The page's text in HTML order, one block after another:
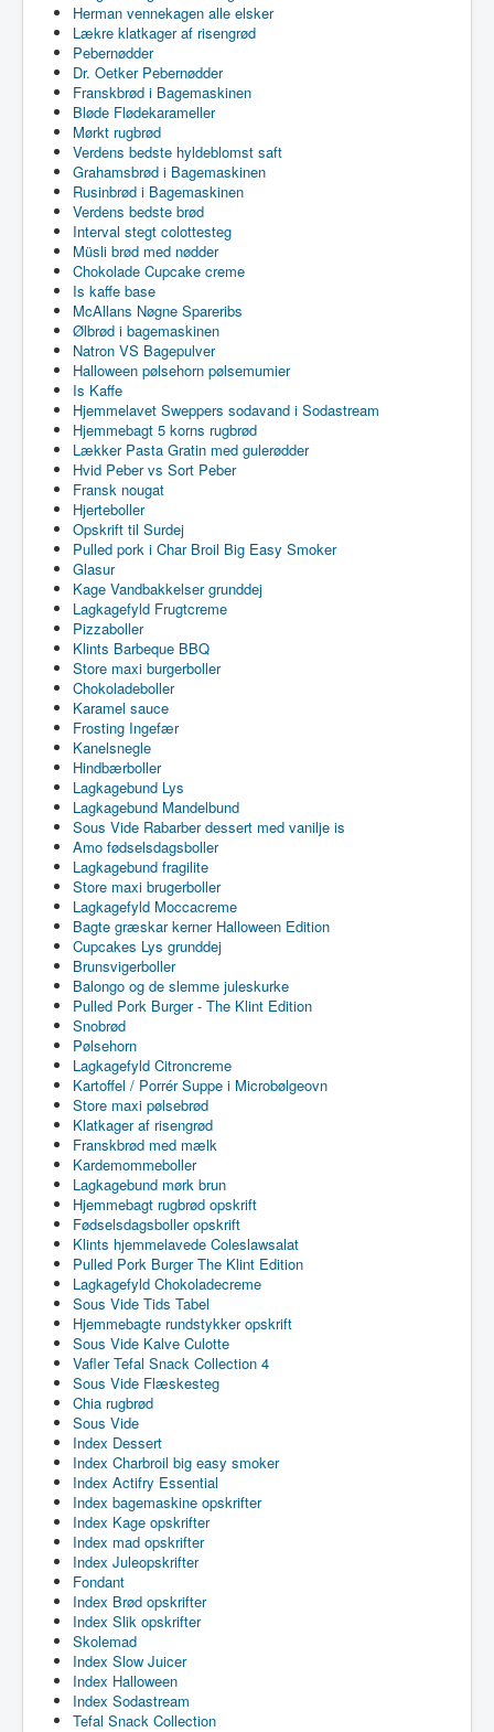
Herman vennekagen alle elsker
Lækre klatkager af risengrød
Pebernødder
Dr. Oetker Pebernødder
Franskbrød i Bagemaskinen
Bløde Flødekarameller
Mørkt rugbrød
Verdens bedste hyldeblomst saft
Grahamsbrød i Bagemaskinen
Rusinbrød i Bagemaskinen
Verdens bedste brød
Interval stegt colottesteg
Müsli brød med nødder
Chokolade Cupcake creme
Is kaffe base
McAllans Nøgne Spareribs
Ølbrød i bagemaskinen
Natron VS Bagepulver
Halloween pølsehorn pølsemumier
Is Kaffe
Hjemmelavet Sweppers sodavand i Sodastream
Hjemmebagt 5 korns rugbrød
Lækker Pasta Gratin med gulerødder
Hvid Peber vs Sort Peber
Fransk nougat
Hjerteboller
Opskrift til Surdej
Pulled pork i Char Broil Big Easy Smoker
Glasur
Kage Vandbakkelser grunddej
Lagkagefyld Frugtcreme
Pizzaboller
Klints Barbeque BBQ
Store maxi burgerboller
Chokoladeboller
Karamel sauce
Frosting Ingefær
Kanelsnegle
Hindbærboller
Lagkagebund Lys
Lagkagebund Mandelbund
Sous Vide Rabarber dessert med vanilje is
Amo fødselsdagsboller
Lagkagebund fragilite
Store maxi brugerboller
Lagkagefyld Moccacreme
Bagte græskar kerner Halloween Edition
Cupcakes Lys grunddej
Brunsvigerboller
Balongo og de slemme juleskurke
Pulled Pork Burger - The Klint Edition
Snobrød
Pølsehorn
Lagkagefyld Citroncreme
Kartoffel / Porrér Suppe i Microbølgeovn
Store maxi pølsebrød
Klatkager af risengrød
Franskbrød med mælk
Kardemommeboller
Lagkagebund mørk brun
Hjemmebagt rugbrød opskrift
Fødselsdagsboller opskrift
Klints hjemmelavede Coleslawsalat
Pulled Pork Burger The Klint Edition
Lagkagefyld Chokoladecreme
Sous Vide Tids Tabel
Hjemmebagte rundstykker opskrift
Sous Vide Kalve Culotte
Vafler Tefal Snack Collection 4
Sous Vide Flæskesteg
Chia rugbrød
Sous Vide
Index Dessert
Index Charbroil big easy smoker
Index Actifry Essential
Index bagemaskine opskrifter
Index Kage opskrifter
Index mad opskrifter
Index Juleopskrifter
Fondant
Index Brød opskrifter
Index Slik opskrifter
Skolemad
Index Slow Juicer
Index Halloween
Index Sodastream
Tefal Snack Collection